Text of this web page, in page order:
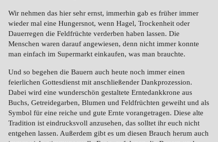
Wir nehmen das hier sehr ernst, immerhin gab es früher immer
wieder mal eine Hungersnot, wenn Hagel, Trockenheit oder
Dauerregen die Feldfrüchte verderben haben lassen. Die
Menschen waren darauf angewiesen, denn nicht immer konnte
man einfach im Supermarkt einkaufen, was man brauchte.
Und so begehen die Bauern auch heute noch immer einen
feierlichen Gottesdienst mit anschließender Dankprozession.
Dabei wird eine wunderschön gestaltete Erntedankkrone aus
Buchs, Getreidegarben, Blumen und Feldfrüchten geweiht und als
Symbol für eine reiche und gute Ernte vorangetragen. Diese alte
Tradition ist eindrucksvoll anzusehen, das solltet ihr euch nicht
entgehen lassen. Außerdem gibt es um diesen Brauch herum auch